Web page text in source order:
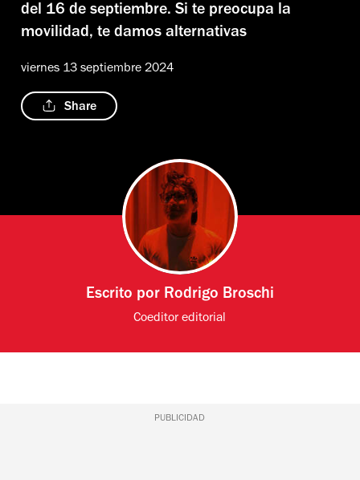
del 16 de septiembre. Si te preocupa la
movilidad, te damos alternativas
viernes 13 septiembre 2024
Share
Escrito por Rodrigo Broschi
Coeditor editorial
PUBLICIDAD